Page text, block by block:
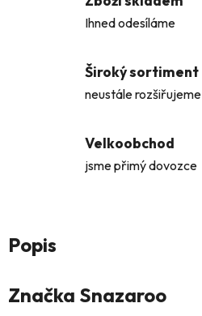
Ihned odesíláme
Široký sortiment
neustále rozšiřujeme
Velkoobchod
jsme přimý dovozce
Popis
Značka Snazaroo